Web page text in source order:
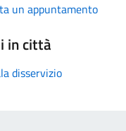
un appuntamento
in città
disservizio